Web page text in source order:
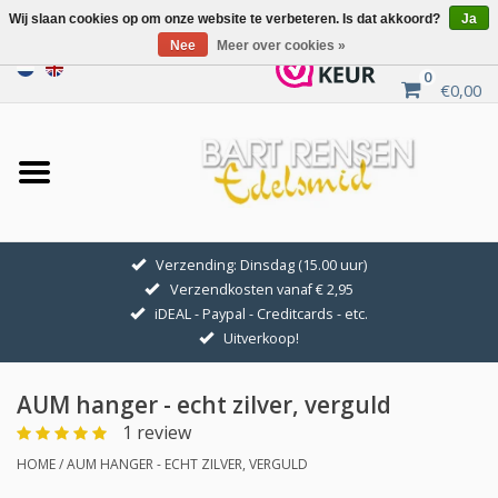
0
€0,00
Home
Uitverkoop
GOUDEN SYMBOLEN
Hanger Kettingen
Oorhangers
Verzending: Dinsdag (15.00 uur)
Verzendkosten vanaf € 2,95
iDEAL - Paypal - Creditcards - etc.
Uitverkoop!
AUM hanger - echt zilver, verguld
1 review
HOME/AUM HANGER - ECHT ZILVER, VERGULD
Wij slaan cookies op om onze website te verbeteren. Is dat akkoord?
Ja
Nee
Meer over cookies »